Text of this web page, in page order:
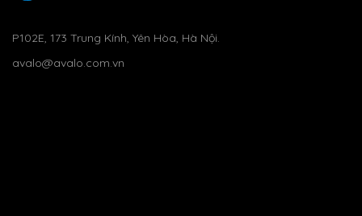
P102E, 173 Trung Kính, Yên Hòa, Hà Nội.
avalo@avalo.com.vn